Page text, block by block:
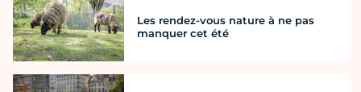
Les rendez-vous nature à ne pas
manquer cet été